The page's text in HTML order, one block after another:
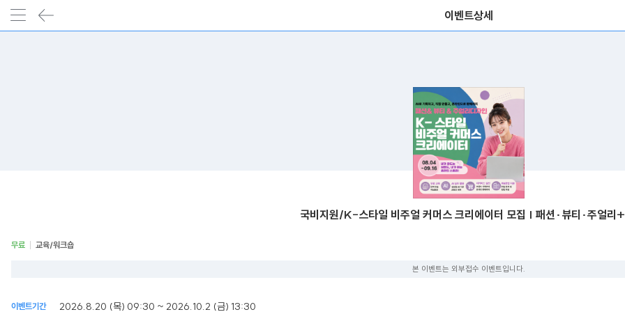
이벤트상세
국비지원/K-스타일 비주얼 커머스 크리에이터 모집 | 패션·뷰티·주얼리
무료 교육/워크숍
본 이벤트는 외부접수 이벤트입니다.
이벤트기간 2026.8.20 (목) 09:30 ~ 2026.10.2 (금) 13:30